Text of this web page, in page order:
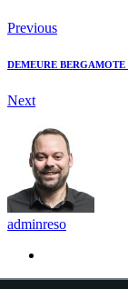
Previous
DEMEURE
Next
adminreso